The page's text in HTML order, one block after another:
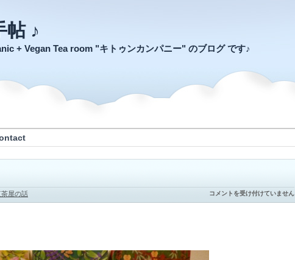
帖 ♪
+ Vegan Tea room "キトゥンカンパニー" のブログ です♪
茶屋の話
七
福
コメントを受け付けていません